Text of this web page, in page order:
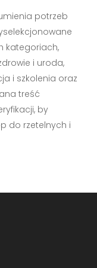
potrzeb
kategoriach,
i uroda,
i szkolenia oraz
treść
by
do rzetelnych i